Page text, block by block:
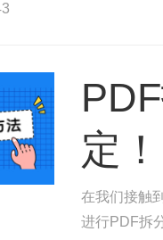
定！
在我们接触
进行PDF拆